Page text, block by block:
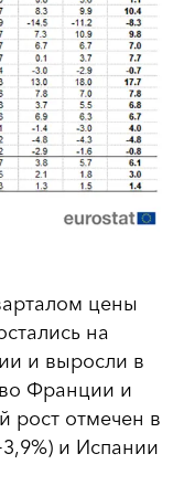
цены
на
и выросли в
Франции и
рост отмечен в
и Испании